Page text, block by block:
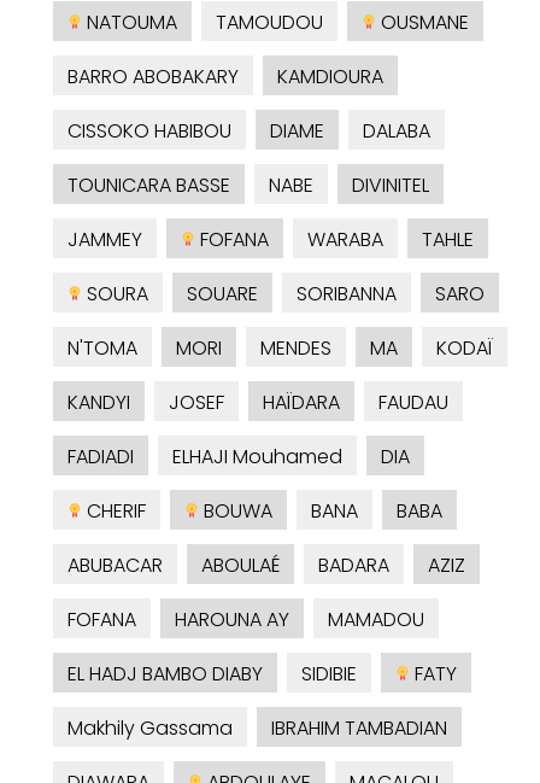
NATOUMA
TAMOUDOU
OUSMANE
BARRO ABOBAKARY
KAMDIOURA
CISSOKO HABIBOU
DIAME
DALABA
TOUNICARA BASSE
NABE
DIVINITEL
JAMMEY
FOFANA WARABA
TAHLE
SOURA
SOUARE SORIBANNA
SARO
N'TOMA
MORI MENDES MA
KODAÏ
KANDYI
JOSEF HAÏDARA
FAUDAU
FADIADI
ELHAJI Mouhamed
DIA
CHERIF
BOUWA BANA
BABA
ABUBACAR
ABOULAÉ BADARA
AZIZ
FOFANA
HAROUNA AY
MAMADOU
EL HADJ BAMBO DIABY
SIDIBIE
FATY
Makhily Gassama
IBRAHIM TAMBADIAN